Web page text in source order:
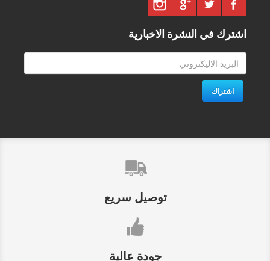
اشترك في النشرة الاخبارية
اشتراك
توصيل سريع
جودة عالية